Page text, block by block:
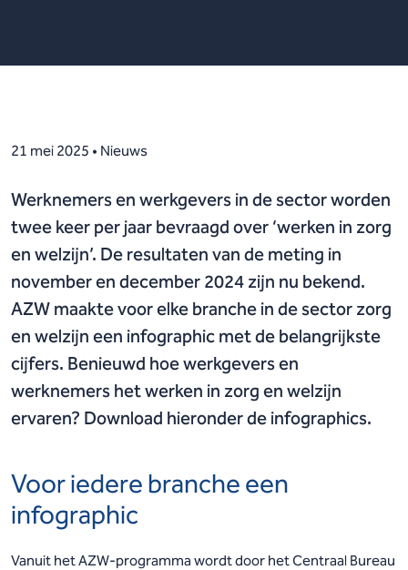
21 mei 2025 • Nieuws
Werknemers en werkgevers in de sector worden
twee keer per jaar bevraagd over ‘werken in zorg
en welzijn’. De resultaten van de meting in
november en december 2024 zijn nu bekend.
AZW maakte voor elke branche in de sector zorg
en welzijn een infographic met de belangrijkste
cijfers. Benieuwd hoe werkgevers en
werknemers het werken in zorg en welzijn
ervaren? Download hieronder de infographics.
Voor iedere branche een
infographic
Vanuit het AZW-programma wordt door het Centraal Bureau